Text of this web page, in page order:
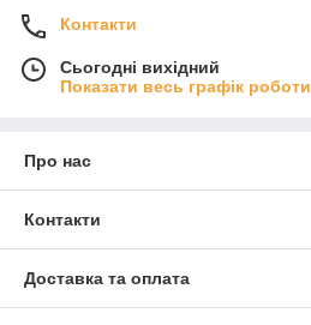
Контакти
Сьогодні вихідний
Показати весь графік роботи
Про нас
Контакти
Доставка та оплата